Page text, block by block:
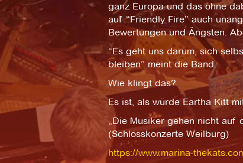
ganz Europa und das ohne
auf “Friendly Fire” auch
Bewertungen und Ängsten.
“Es geht uns darum, sich
bleiben” meint die Band.
Wie klingt das?
Es ist, als würde Eartha Kitt
„Die Musiker gehen nicht auf
(Schlosskonzerte Weilburg)
https://www.marina-